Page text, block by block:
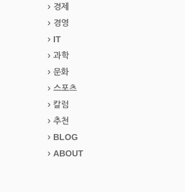
경제
경영
IT
과학
문화
스포츠
칼럼
추천
BLOG
ABOUT